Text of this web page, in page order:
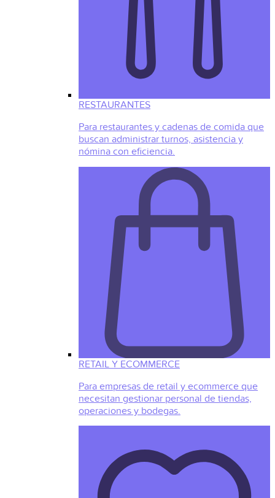
RESTAURANTES
Para restaurantes y cadenas de comida que
buscan administrar turnos, asistencia y
nómina con eficiencia.
RETAIL Y ECOMMERCE
Para empresas de retail y ecommerce que
necesitan gestionar personal de tiendas,
operaciones y bodegas.